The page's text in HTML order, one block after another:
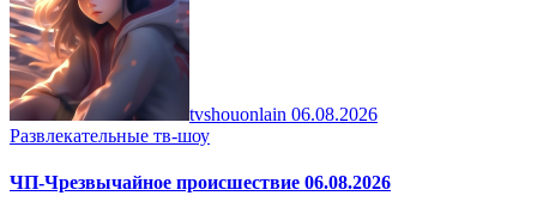
tvshouonlain 06.08.2026
Развлекательные тв-шоу
ЧП-Чрезвычайное происшествие 06.08.2026